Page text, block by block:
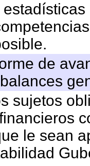
de
sujetos
le sean